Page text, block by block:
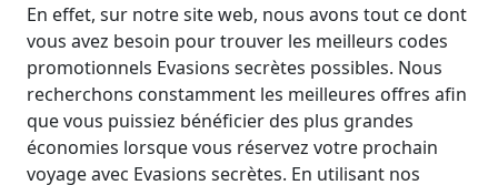
En effet, sur notre site web, nous avons tout ce dont
vous avez besoin pour trouver les meilleurs codes
promotionnels Evasions secrètes possibles. Nous
recherchons constamment les meilleures offres afin
que vous puissiez bénéficier des plus grandes
économies lorsque vous réservez votre prochain
voyage avec Evasions secrètes. En utilisant nos